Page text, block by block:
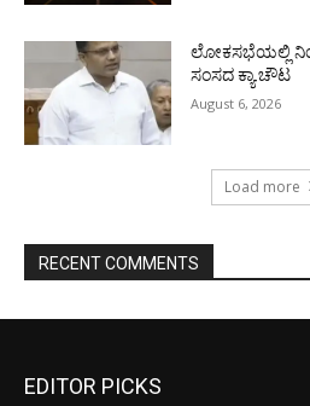
ಲೋಕಸಭೆಯಲ್ಲಿ
ಸಂಸದ ಕ್ಯಾ.ಚೌಟ
August 6, 2026
Load more
RECENT COMMENTS
EDITOR PICKS